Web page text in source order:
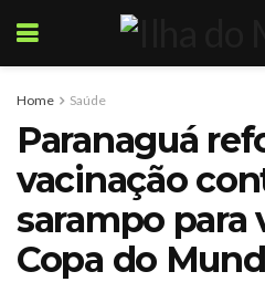
Home Saúde
Paranaguá
vacinação
sarampo para
Copa do